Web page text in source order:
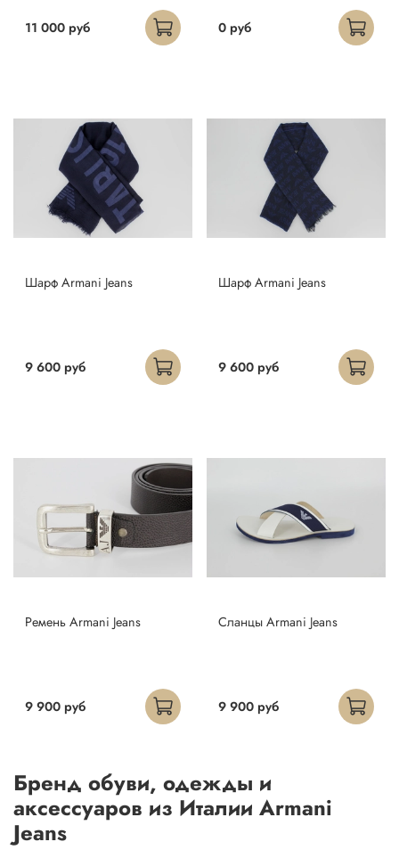
11 000 руб 0 руб
Шарф Armani Jeans
9 600 руб
Шарф Armani Jeans
9 600 руб
Ремень Armani Jeans
9 900 руб
Сланцы Armani Jeans
9 900 руб
Бренд обуви, одежды и
аксессуаров из Италии Armani
Jeans